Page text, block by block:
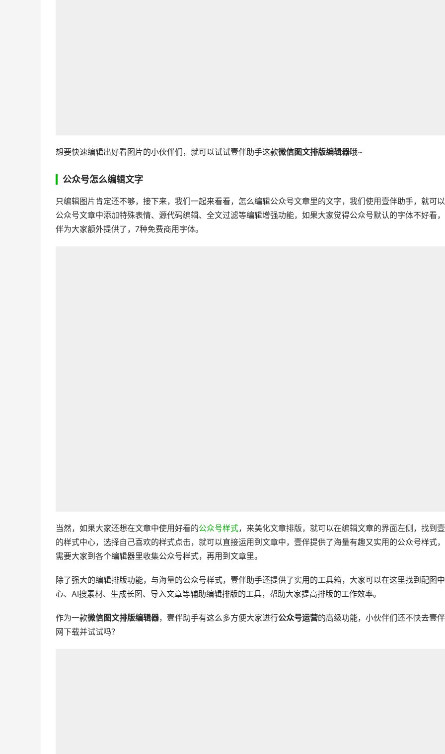
想要快速编辑出好看图片的小伙伴们，就可以试试壹伴助手这款微信图文排版编辑器哦~
公众号怎么编辑文字
只编辑图片肯定还不够，接下来，我们一起来看看，怎么编辑公众号文章里的文字，我们使用壹伴助手，就可
公众号文章中添加特殊表情、源代码编辑、全文过滤等编辑增强功能，如果大家觉得公众号默认的字体不好看
伴为大家额外提供了，7种免费商用字体。
当然，如果大家还想在文章中使用好看的公众号样式，来美化文章排版，就可以在编辑文章的界面左侧，找到
的样式中心，选择自己喜欢的样式点击，就可以直接运用到文章中，壹伴提供了海量有趣又实用的公众号样式
需要大家到各个编辑器里收集公众号样式，再用到文章里。
除了强大的编辑排版功能，与海量的公众号样式，壹伴助手还提供了实用的工具箱，大家可以在这里找到配图中
心、AI搜素材、生成长图、导入文章等辅助编辑排版的工具，帮助大家提高排版的工作效率。
作为一款微信图文排版编辑器，壹伴助手有这么多方便大家进行公众号运营的高级功能，小伙伴们还不快去壹
网下载并试试吗？